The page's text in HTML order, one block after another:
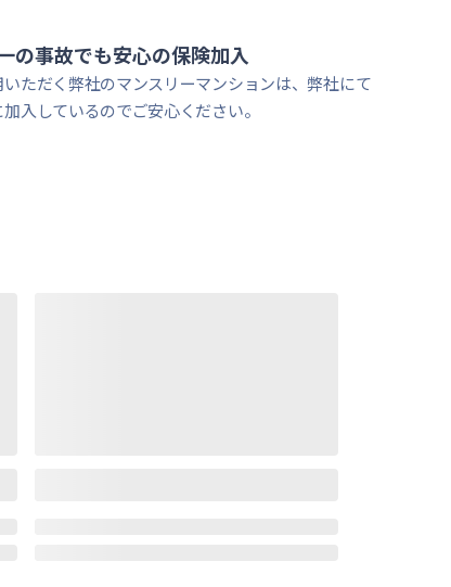
の事故でも安心の保険加入
いただく弊社のマンスリーマンションは、弊社にて
入しているのでご安心ください。